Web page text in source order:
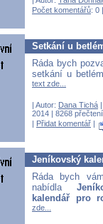
Počet komentářů: 0
Setkání u
Ráda bych
setkání u
text zde...
| Autor: Dana Tichá
2014 | 8268
| Přidat komentář |
Jeníkovský
Ráda bych
nabídla
kalendář pro
zde...